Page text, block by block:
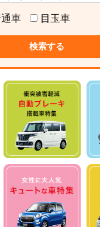
車 目玉車